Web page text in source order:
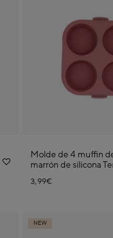
Molde de 4 muffin
marrón de silicona
3,99€
NEW